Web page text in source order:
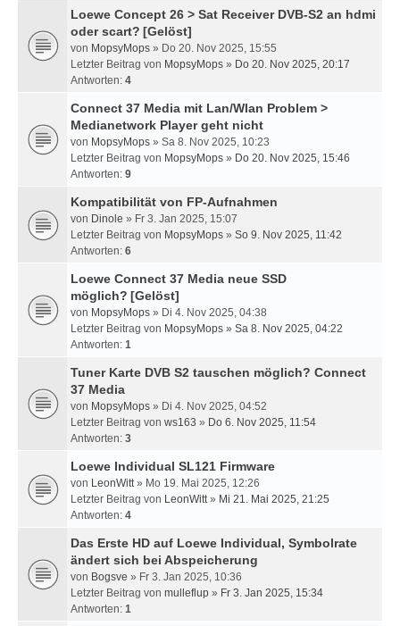
Loewe Concept 26 > Sat Receiver DVB-S2 an hdmi
oder scart? [Gelöst]
von MopsyMops » Do 20. Nov 2025, 15:55
Letzter Beitrag von MopsyMops » Do 20. Nov 2025, 20:17
Antworten: 4
Connect 37 Media mit Lan/Wlan Problem >
Medianetwork Player geht nicht
von MopsyMops » Sa 8. Nov 2025, 10:23
Letzter Beitrag von MopsyMops » Do 20. Nov 2025, 15:46
Antworten: 9
Kompatibilität von FP-Aufnahmen
von Dinole » Fr 3. Jan 2025, 15:07
Letzter Beitrag von MopsyMops » So 9. Nov 2025, 11:42
Antworten: 6
Loewe Connect 37 Media neue SSD
möglich? [Gelöst]
von MopsyMops » Di 4. Nov 2025, 04:38
Letzter Beitrag von MopsyMops » Sa 8. Nov 2025, 04:22
Antworten: 1
Tuner Karte DVB S2 tauschen möglich? Connect
37 Media
von MopsyMops » Di 4. Nov 2025, 04:52
Letzter Beitrag von ws163 » Do 6. Nov 2025, 11:54
Antworten: 3
Loewe Individual SL121 Firmware
von LeonWitt» Mo 19. Mai 2025, 12:26
Letzter Beitrag von LeonWitt» Mi 21. Mai 2025, 21:25
Antworten: 4
Das Erste HD auf Loewe Individual, Symbolrate
ändert sich bei Abspeicherung
von Bogsve » Fr 3. Jan 2025, 10:36
Letzter Beitrag von mulleflup » Fr 3. Jan 2025, 15:34
Antworten: 1